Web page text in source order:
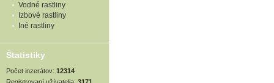
Vodné rastliny
Izbové rastliny
Iné rastliny
Štatistiky
Počet inzerátov: 12314